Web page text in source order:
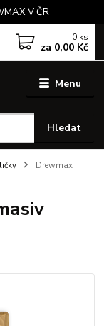
V ČR
Menu
Hledat
0 ks
za 0,00 Kč
Drewmax